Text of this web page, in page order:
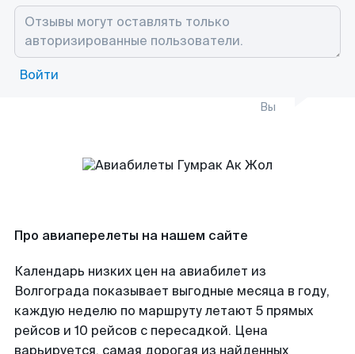
Войти
Вы
Про авиаперелеты на нашем сайте
Календарь низких цен на авиабилет из
Волгограда показывает выгодные месяца в году,
каждую неделю по маршруту летают 5 прямых
рейсов и 10 рейсов с пересадкой. Цена
варьируется, самая дорогая из найденных